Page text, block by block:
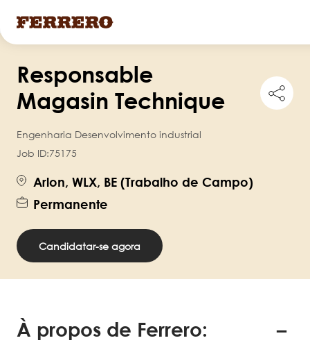
para
conteúdo
principal
Responsable
Magasin Technique
this
Engenharia Desenvolvimento industrial
Job ID:75175
Arlon, WLX, BE (Trabalho de Campo)
Permanente
Candidatar-se agora
À propos de Ferrero: